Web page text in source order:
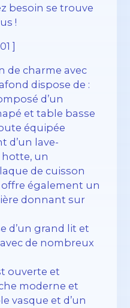
besoin se trouve
!
]
de charme avec
dispose de :
d’un
et table basse
équipée
d’un lave-
hotte, un
de cuisson
également un
donnant sur
d’un grand lit et
de nombreux
ouverte et
moderne et
vasque et d’un